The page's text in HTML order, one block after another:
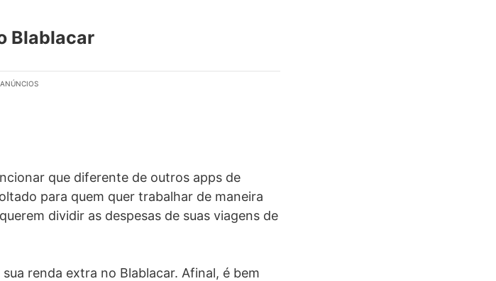
Blablacar
ANÚNCIOS
que diferente de outros apps de
para quem quer trabalhar de maneira
dividir as despesas de suas viagens de
renda extra no Blablacar. Afinal, é bem